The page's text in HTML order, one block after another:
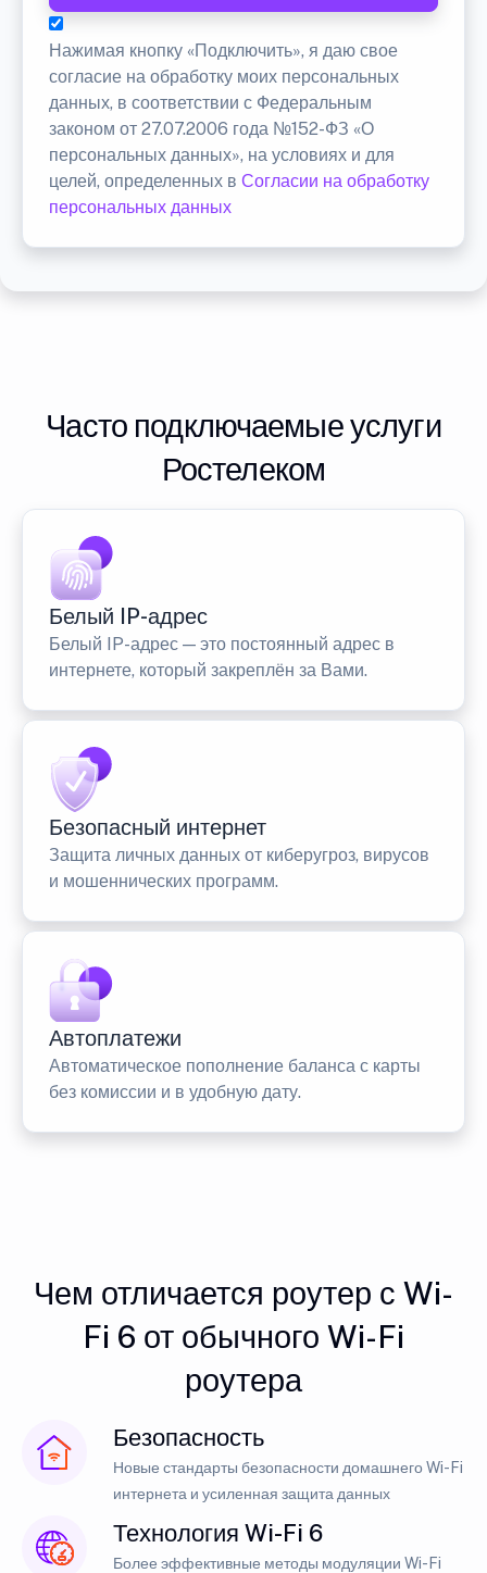
Нажимая кнопку «Подключить», я даю свое
согласие на обработку моих персональных
данных, в соответствии с Федеральным
законом от 27.07.2006 года №152-ФЗ «О
персональных данных», на условиях и для
целей, определенных в Согласии на обработку
персональных данных
Часто подключаемые услуги
Ростелеком
Белый IP-адрес
Белый IP-адрес — это постоянный адрес в
интернете, который закреплён за Вами.
Безопасный интернет
Защита личных данных от киберугроз, вирусов
и мошеннических программ.
Автоплатежи
Автоматическое пополнение баланса с карты
без комиссии и в удобную дату.
Чем отличается роутер с Wi-
Fi 6 от обычного Wi-Fi
роутера
Безопасность
Новые стандарты безопасности домашнего Wi-Fi
интернета и усиленная защита данных
Технология Wi-Fi 6
Более эффективные методы модуляции Wi-Fi